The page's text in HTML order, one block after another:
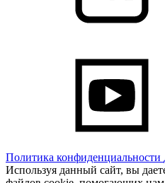
Политика конфиденциальности
Используя данный сайт, вы